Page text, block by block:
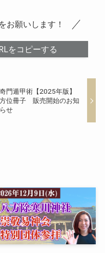
お願いします！
をコピーする
奇門遁甲術【2025年版】
方位冊子 販売開始のお知
らせ